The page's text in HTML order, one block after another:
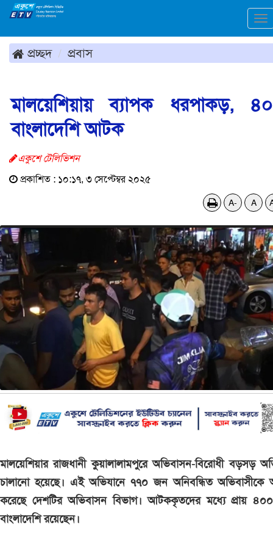
প্রচ্ছদ প্রবাস
মালয়েশিয়ায় ব্যাপক ধরপাকড়,
বাংলাদেশি আটক
একুশে টেলিভিশন
প্রকাশিত : ১০:১৭, ৩ সেপ্টেম্বর ২০২৫
A- A
মালয়েশিয়ার রাজধানী কুয়ালালামপুরে অভিবাসন-বিরোধী বড়সড়
চালানো হয়েছে। এই অভিযানে ৭৭০ জন অনিবন্ধিত
করেছে দেশটির অভিবাসন বিভাগ। আটককৃতদের মধ্যে প্রায়
বাংলাদেশি রয়েছেন।